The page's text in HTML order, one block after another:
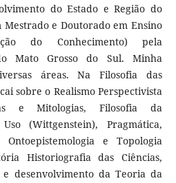
do Estado e Região do
Mestrado e Doutorado em Ensino
do Conhecimento) pela
Mato Grosso do Sul. Minha
áreas. Na Filosofia das
sobre o Realismo Perspectivista
e Mitologias, Filosofia da
(Wittgenstein), Pragmática,
Ontoepistemologia e Topologia
Historiografia das Ciências,
e desenvolvimento da Teoria da